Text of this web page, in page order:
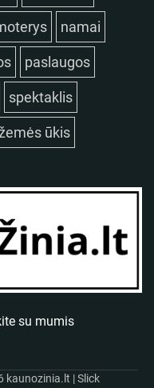
namai
paslaugos
spektaklis
ūkis
su mumis
kaunozinia.lt | Slick